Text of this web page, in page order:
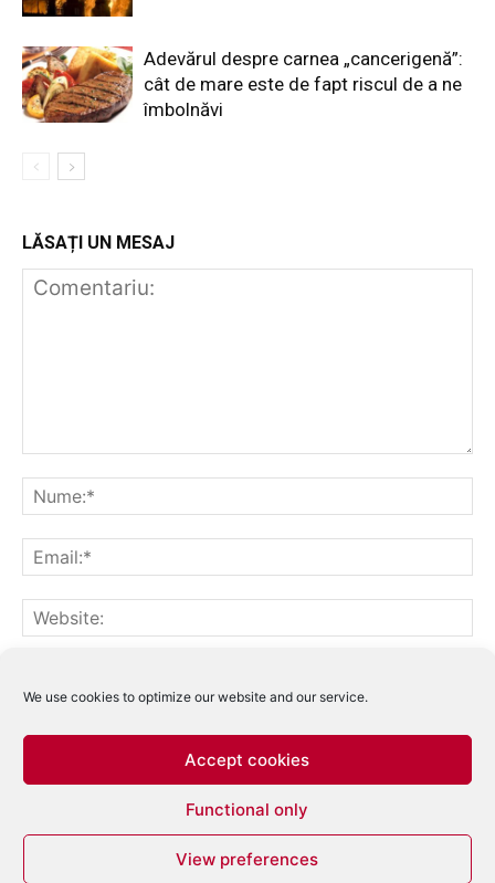
We use cookies to optimize our website and our service.
Accept cookies
Functional only
View preferences
Adevărul despre carnea „cancerigenă”:
cât de mare este de fapt riscul de a ne
îmbolnăvi
LĂSAȚI UN MESAJ
Notifică-mă prin email când sunt publicate articole noi.
Acest site folosește Akismet pentru a reduce
Află cum sunt procesate datele
comentariilor tale